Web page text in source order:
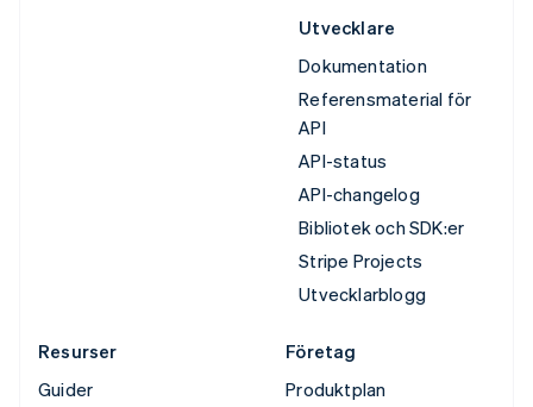
Utvecklare
Dokumentation
Referensmaterial för
API
API-status
API-changelog
Bibliotek och SDK:er
Stripe Projects
Utvecklarblogg
Resurser
Guider
Företag
Produktplan